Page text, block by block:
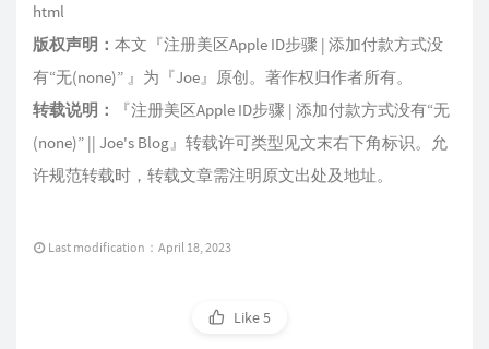
html
版权声明： 本文『注册美区Apple ID步骤 | 添加付款方式没
有“无(none)” 』为『Joe』原创。著作权归作者所有。
转载说明：
『注册美区Apple ID步骤 | 添加付款方式没有“无
(none)” || Joe's Blog』转载许可类型见文末右下角标识。允
许规范转载时，转载文章需注明原文出处及地址。
Last modification：April 18, 2023
Like5